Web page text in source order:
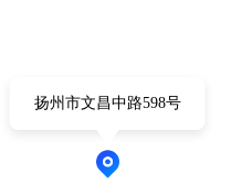
扬州市文昌中路598号